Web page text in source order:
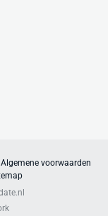
Algemene voorwaarden